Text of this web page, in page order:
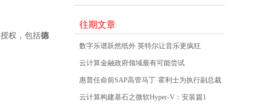
权，包括德
往期文章
数字乐谱跃然纸外 英特尔让音乐更疯狂
云计算金融政府领域最有可能尝试
惠普任命前SAP高管马丁·霍利士为执行副总裁
云计算构建基石之微软Hyper-V：安装篇1